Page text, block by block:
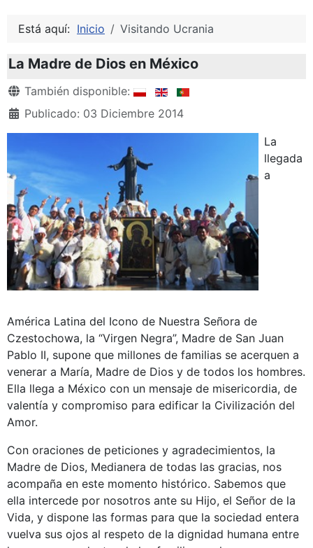
Está aquí: Inicio Visitando Ucrania
La Madre de Dios en México
Detalles
También disponible:
Publicado: 03 Diciembre 2014
La
llegada
a
América Latina del Icono de Nuestra Señora de
Czestochowa, la “Virgen Negra”, Madre de San Juan
Pablo II, supone que millones de familias se acerquen a
venerar a María, Madre de Dios y de todos los hombres.
Ella llega a México con un mensaje de misericordia, de
valentía y compromiso para edificar la Civilización del
Amor.
Con oraciones de peticiones y agradecimientos, la
Madre de Dios, Medianera de todas las gracias, nos
acompaña en este momento histórico. Sabemos que
ella intercede por nosotros ante su Hijo, el Señor de la
Vida, y dispone las formas para que la sociedad entera
vuelva sus ojos al respeto de la dignidad humana entre